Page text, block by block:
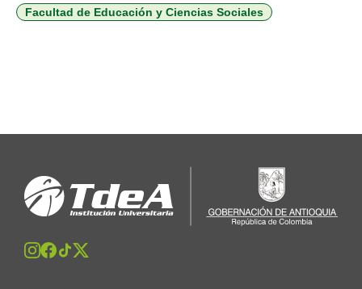
de octubre, estudiantes de […]
Facultad de Educación y Ciencias Sociales